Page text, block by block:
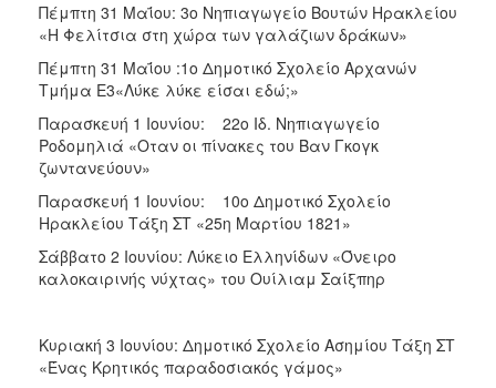
Πέμπτη 31 Μαΐου: 3ο Νηπιαγωγείο Βουτών Ηρακλείου
«Η Φελίτσια στη χώρα των γαλάζιων δράκων»
Πέμπτη 31 Μαΐου :1ο Δημοτικό Σχολείο Αρχανών
Tμήμα Ε3«Λύκε λύκε είσαι εδώ;»
Παρασκευή 1 Ιουνίου: 22ο Ιδ. Νηπιαγωγείο
Ροδομηλιά «Οταν οι πίνακες του Βαν Γκογκ
ζωντανεύουν»
Παρασκευή 1 Ιουνίου: 10ο Δημοτικό Σχολείο
Ηρακλείου Τάξη ΣΤ «25η Μαρτίου 1821»
Σάββατο 2 Ιουνίου: Λύκειο Ελληνίδων «Όνειρο
καλοκαιρινής νύχτας» του Ουίλιαμ Σαίξπηρ
Κυριακή 3 Ιουνίου: Δημοτικό Σχολείο Ασημίου Τάξη ΣΤ
«Ένας Κρητικός παραδοσιακός γάμος»